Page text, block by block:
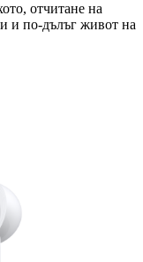
отчитане на
и по-дълъг живот на